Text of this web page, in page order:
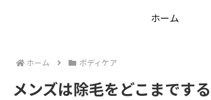
ホーム
ホーム ボディケア
メンズは除毛をどこまです